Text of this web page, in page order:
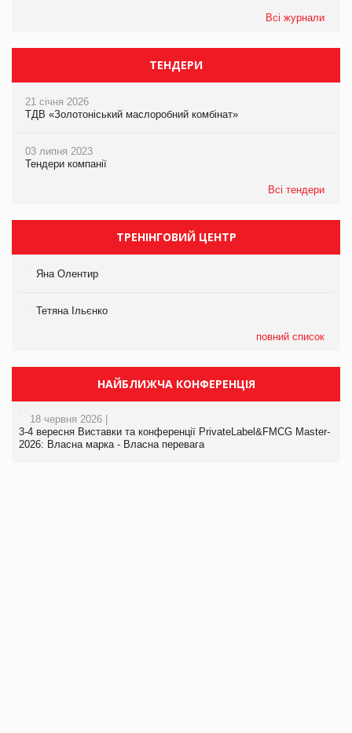
Всі журнали
ТЕНДЕРИ
21 січня 2026
ТДВ «Золотоніський маслоробний комбінат»
03 липня 2023
Тендери компанії
Всі тендери
ТРЕНІНГОВИЙ ЦЕНТР
Яна Олентир
Тетяна Ільєнко
повний список
НАЙБЛИЖЧА КОНФЕРЕНЦІЯ
18 червня 2026 |
3-4 вересня Виставки та конференції PrivateLabel&FMCG Master-
2026: Власна марка - Власна перевага